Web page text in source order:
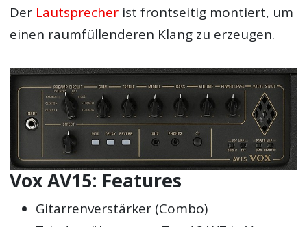
Der Lautsprecher ist frontseitig montiert, um
einen raumfüllenderen Klang zu erzeugen.
Vox AV15: Features
Gitarrenverstärker (Combo)